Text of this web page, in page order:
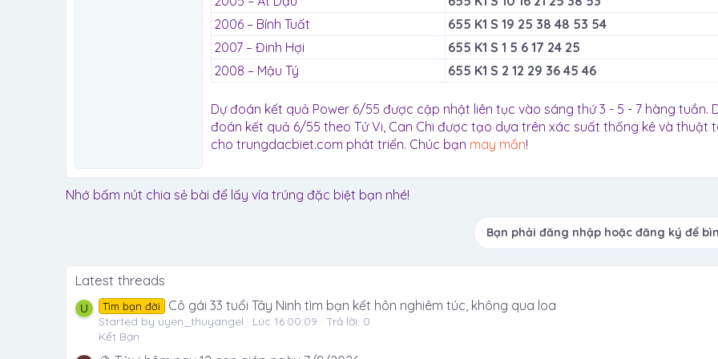
2006 – Bính Tuất
655 K1 S 19 25 38 48 53 54
2007 – Đinh Hợi
655 K1 S 1 5 6 17 24 25
2008 – Mậu Tý
655 K1 S 2 12 29 36 45 46
Dự đoán kết quả Power 6/55 được cập nhật liên tục vào sáng thứ 3 - 5 - 7 hàng tuần.
đoán kết quả 6/55 theo Tử Vi, Can Chi được tạo dựa trên xác suất thống kê và thuật
cho trungdacbiet.com phát triển. Chúc bạn may mắn!
Nhớ bấm nút chia sẻ bài để lấy vía trúng đặc biệt bạn nhé!
Bạn phải đăng nhập hoặc đăng ký để
Latest threads
U Tìm bạn đời Cô gái 33 tuổi Tây Ninh tìm bạn kết hôn nghiêm túc, không qua loa
Started by uyen_thuyangel Lúc 16:00:09
Trả lời: 0
Kết Bạn